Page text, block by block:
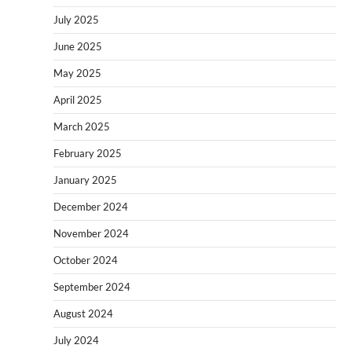
July 2025
June 2025
May 2025
April 2025
March 2025
February 2025
January 2025
December 2024
November 2024
October 2024
September 2024
August 2024
July 2024